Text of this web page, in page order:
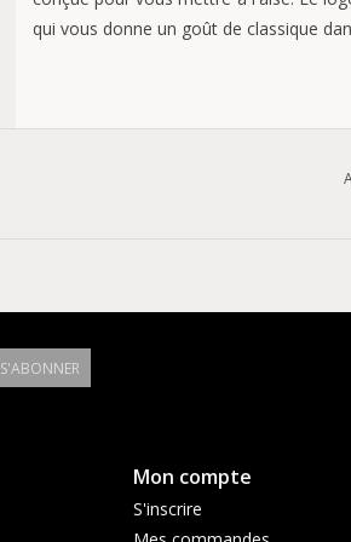
qui vous donne un goût de classique
S'ABONNER
Mon compte
S'inscrire